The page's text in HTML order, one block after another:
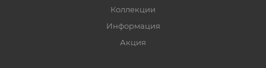
Коллекции
Информация
Акция